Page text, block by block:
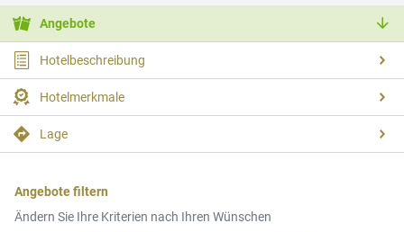
Angebote
Hotelbeschreibung
Hotelmerkmale
Lage
Angebote filtern
Ändern Sie Ihre Kriterien nach Ihren Wünschen